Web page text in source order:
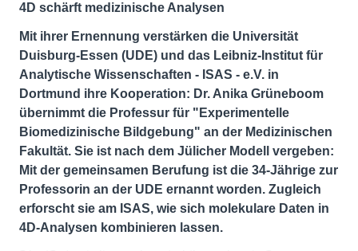
4D schärft medizinische Analysen
Mit ihrer Ernennung verstärken die Universität
Duisburg-Essen (UDE) und das Leibniz-Institut für
Analytische Wissenschaften - ISAS - e.V. in
Dortmund ihre Kooperation: Dr. Anika Grüneboom
übernimmt die Professur für "Experimentelle
Biomedizinische Bildgebung" an der Medizinischen
Fakultät. Sie ist nach dem Jülicher Modell vergeben:
Mit der gemeinsamen Berufung ist die 34-Jährige zur
Professorin an der UDE ernannt worden. Zugleich
erforscht sie am ISAS, wie sich molekulare Daten in
4D-Analysen kombinieren lassen.